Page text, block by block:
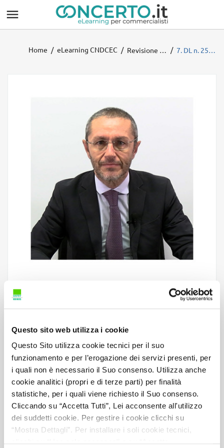
Questo sito web utilizza i cookie
Questo Sito utilizza cookie tecnici per il suo
funzionamento e per l’erogazione dei servizi presenti, per
i quali non è necessario il Suo consenso. Utilizza anche
cookie analitici (propri e di terze parti) per finalità
statistiche, per i quali viene richiesto il Suo consenso.
Cliccando su “Accetta Tutti”, Lei acconsente all'utilizzo
dei suddetti cookie. Per gestire i cookie clicchi su
“Mostra Dettagli”. Per installare i soli cookie tecnici,

Home eLearning CNDCEC Revisione Enti Locali 2025 - Ministero dell'interno 7. DL n. 25/2025 convertito in legge n. 69/2025 “Disposizioni urgenti in materia di reclutamento e funzionalità delle Pubbliche Amministrazioni” e ruolo dell’organo di revisione
7. DL n. 25/2025 convertito in legge n. 69/2025
“Disposizioni urgenti in materia di
Amministrazioni” e ruolo dell’organo di
revisione
Relatore:E. Piscino
Dettaglio CFP:1 CFP non caratterizzante